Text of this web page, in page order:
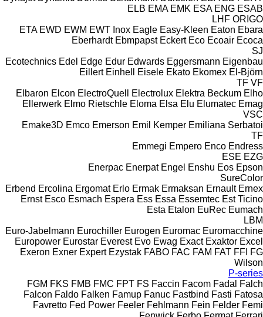
ELB EMA EMK ESA ENG ESAB
LHF ORIGO
ETA EWD EWM EWT Inox Eagle Easy-Kleen Eaton Ebara
Eberhardt Ebmpapst Eckert Eco Ecoair Ecoca
SJ
Ecotechnics Edel Edge Edur Edwards Eggersmann Eigenbau
Eillert Einhell Eisele Ekato Ekomex El-Björn
TF VF
Elbaron Elcon ElectroQuell Electrolux Elektra Beckum Elho
Ellerwerk Elmo Rietschle Eloma Elsa Elu Elumatec Emag
VSC
Emake3D Emco Emerson Emil Kemper Emiliana Serbatoi
TF
Emmegi Empero Enco Endress
ESE EZG
Enerpac Enerpat Engel Enshu Eos Epson
SureColor
Erbend Ercolina Ergomat Erlo Ermak Ermaksan Ernault Ernex
Ernst Esco Esmach Espera Ess Essa Essemtec Est Ticino
Esta Etalon EuRec Eumach
LBM
Euro-Jabelmann Eurochiller Eurogen Euromac Euromacchine
Europower Eurostar Everest Evo Ewag Exact Exaktor Excel
Exeron Exner Expert Ezystak FABO FAC FAM FAT FFI FG
Wilson
P-series
FGM FKS FMB FMC FPT FS Faccin Facom Fadal
Falch
Falcon Faldo Falken Famup Fanuc Fastbind Fasti Fatosa
Favretto Fed Power Feeler Fehlmann Fein Felder Femi